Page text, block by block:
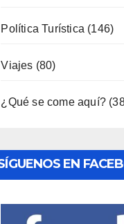
¿Qué se come aquí?(38)